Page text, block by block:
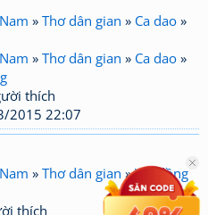
» Thơ dân gian » Ca dao »
» Thơ dân gian » Ca dao »
thích
2015 22:07
» Thơ dân gian »Vè, đồng
thích